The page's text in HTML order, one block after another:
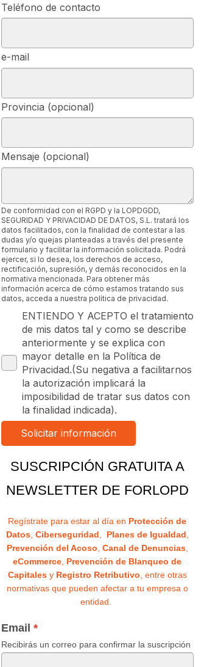
Teléfono de contacto
e-mail
Provincia (opcional)
Mensaje (opcional)
De conformidad con el RGPD y la LOPDGDD,
SEGURIDAD Y PRIVACIDAD DE DATOS, S.L. tratará los
datos facilitados, con la finalidad de contestar a las
dudas y/o quejas planteadas a través del presente
formulario y facilitar la información solicitada. Podrá
ejercer, si lo desea, los derechos de acceso,
rectificación, supresión, y demás reconocidos en la
normativa mencionada. Para obtener más
información acerca de cómo estamos tratando sus
datos, acceda a nuestra política de privacidad.
ENTIENDO Y ACEPTO el tratamiento
de mis datos tal y como se describe
anteriormente y se explica con
mayor detalle en la Política de
Privacidad.(Su negativa a facilitarnos
la autorización implicará la
imposibilidad de tratar sus datos con
la finalidad indicada).
SUSCRIPCIÓN GRATUITA A
NEWSLETTER DE FORLOPD
Regístrate para estar al día en Protección de
Datos, Ciberseguridad, Planes de Igualdad,
Prevención del Acoso, Canal de Denuncias,
eCommerce, Prevención de Blanqueo de
Capitalesy Registro Retributivo, entre otras
normativas que pueden afectar a tu empresa o
entidad.
Email
Recibirás un correo para confirmar la suscripción